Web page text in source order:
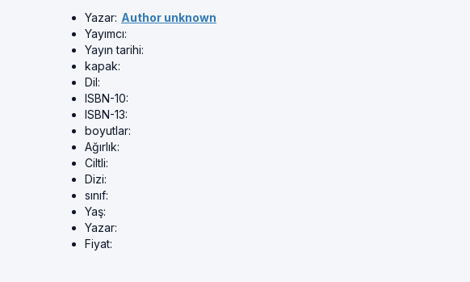
Yazar: Author unknown
Yayımcı:
Yayın tarihi:
kapak:
Dil:
ISBN-10:
ISBN-13:
boyutlar:
Ağırlık:
Ciltli:
Dizi:
sınıf:
Yaş:
Yazar:
Fiyat: